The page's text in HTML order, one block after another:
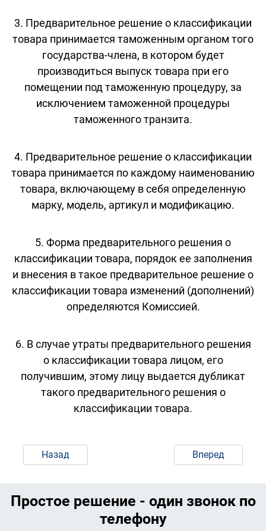
3. Предварительное решение о классификации
товара принимается таможенным органом того
государства-члена, в котором будет
производиться выпуск товара при его
помещении под таможенную процедуру, за
исключением таможенной процедуры
таможенного транзита.
4. Предварительное решение о классификации
товара принимается по каждому наименованию
товара, включающему в себя определенную
марку, модель, артикул и модификацию.
5. Форма предварительного решения о
классификации товара, порядок ее заполнения
и внесения в такое предварительное решение о
классификации товара изменений (дополнений)
определяются Комиссией.
6. В случае утраты предварительного решения
о классификации товара лицом, его
получившим, этому лицу выдается дубликат
такого предварительного решения о
классификации товара.
Назад Вперед
Простое решение - один звонок по
телефону